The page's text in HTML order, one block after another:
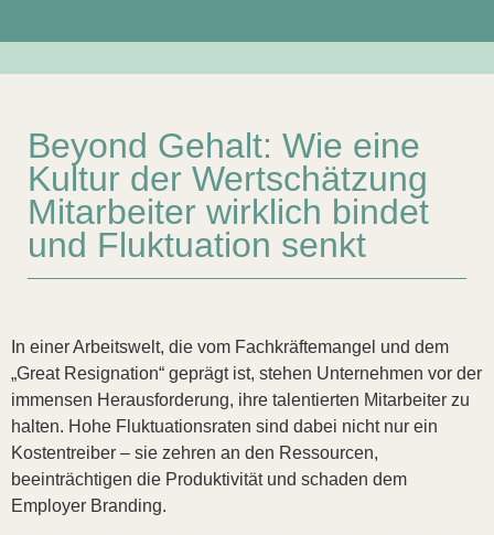
Beyond Gehalt: Wie eine
Kultur der Wertschätzung
Mitarbeiter wirklich bindet
und Fluktuation senkt
In einer Arbeitswelt, die vom Fachkräftemangel und dem
„Great Resignation“ geprägt ist, stehen Unternehmen vor der
immensen Herausforderung, ihre talentierten Mitarbeiter zu
halten. Hohe Fluktuationsraten sind dabei nicht nur ein
Kostentreiber – sie zehren an den Ressourcen,
beeinträchtigen die Produktivität und schaden dem
Employer Branding.